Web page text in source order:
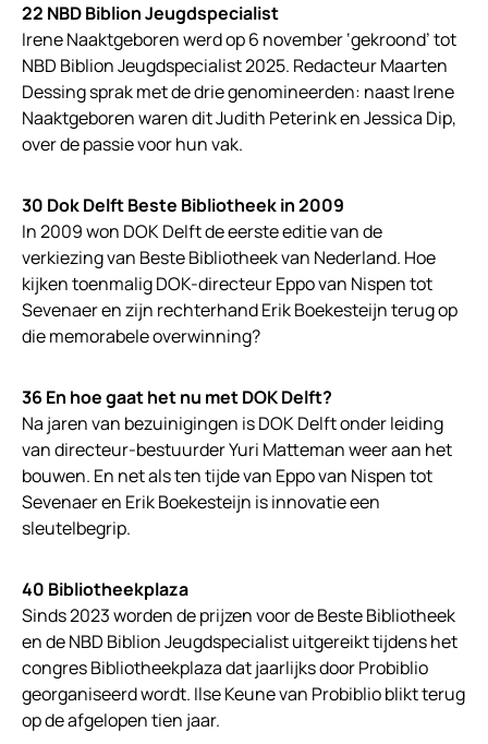
22 NBD Biblion Jeugdspecialist
Irene Naaktgeboren werd op 6 november ‘gekroond’ tot
NBD Biblion Jeugdspecialist 2025. Redacteur Maarten
Dessing sprak met de drie genomineerden: naast Irene
Naaktgeboren waren dit Judith Peterink en Jessica Dip,
over de passie voor hun vak.
30 Dok Delft Beste Bibliotheek in 2009
In 2009 won DOK Delft de eerste editie van de
verkiezing van Beste Bibliotheek van Nederland. Hoe
kijken toenmalig DOK-directeur Eppo van Nispen tot
Sevenaer en zijn rechterhand Erik Boekesteijn terug op
die memorabele overwinning?
36 En hoe gaat het nu met DOK Delft?
Na jaren van bezuinigingen is DOK Delft onder leiding
van directeur-bestuurder Yuri Matteman weer aan het
bouwen. En net als ten tijde van Eppo van Nispen tot
Sevenaer en Erik Boekesteijn is innovatie een
sleutelbegrip.
40 Bibliotheekplaza
Sinds 2023 worden de prijzen voor de Beste Bibliotheek
en de NBD Biblion Jeugdspecialist uitgereikt tijdens het
congres Bibliotheekplaza dat jaarlijks door Probiblio
georganiseerd wordt. Ilse Keune van Probiblio blikt terug
op de afgelopen tien jaar.